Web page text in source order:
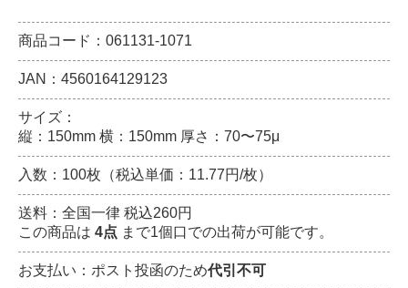
商品コード：061131-1071
JAN：4560164129123
サイズ：
縦：150mm 横：150mm 厚さ：70〜75μ
入数：100枚（税込単価：11.77円/枚）
送料：全国一律 税込260円
この商品は 4点 まで1個口での出荷が可能です。
お支払い：ポスト投函のため代引不可